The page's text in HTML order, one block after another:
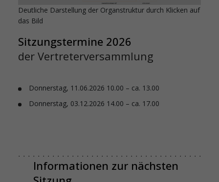
Deutliche Darstellung der Organstruktur durch Klicken auf
das Bild
Sitzungstermine 2026
der Vertreterversammlung
Donnerstag, 11.06.2026 10.00 – ca. 13.00
Donnerstag, 03.12.2026 14.00 – ca. 17.00
Informationen zur nächsten